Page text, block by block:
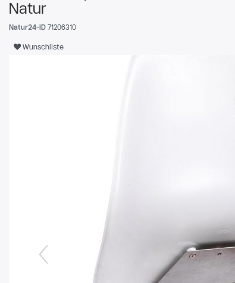
Natur
Natur24-ID 71206310
Wunschliste